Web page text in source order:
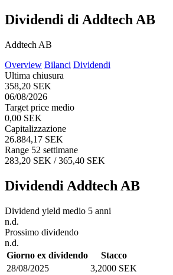
Dividendi di Addtech AB
Addtech AB
Overview Bilanci Dividendi
Ultima chiusura
358,20 SEK
06/08/2026
Target price medio
0,00 SEK
Capitalizzazione
26.884,17 SEK
Range 52 settimane
283,20 SEK / 365,40 SEK
Dividendi Addtech AB
Dividend yield medio 5 anni
n.d.
Prossimo dividendo
n.d.
Giorno ex dividendo
Stacco
28/08/2025
3,2000 SEK